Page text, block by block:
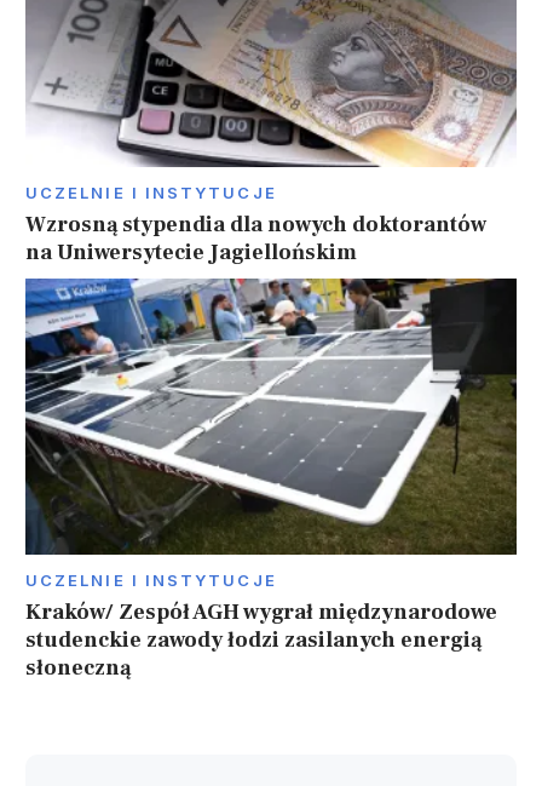
UCZELNIE I INSTYTUCJE
Wzrosną stypendia dla nowych doktorantów
na Uniwersytecie Jagiellońskim
UCZELNIE I INSTYTUCJE
Kraków/ Zespół AGH wygrał międzynarodowe
studenckie zawody łodzi zasilanych energią
słoneczną